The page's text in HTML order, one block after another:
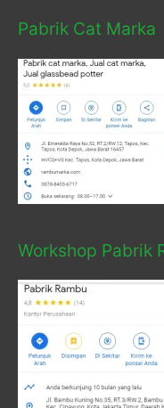
Pabrik Cat Marka
Workshop Pabrik